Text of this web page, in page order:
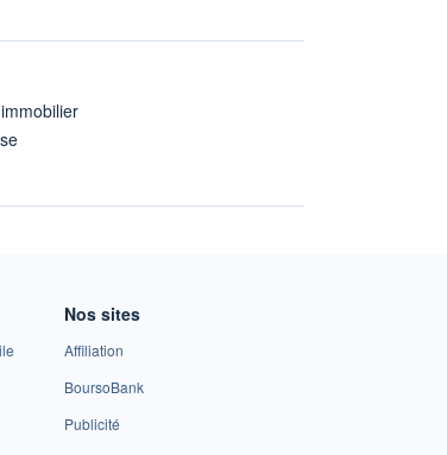
Nos sites
Affiliation
BoursoBank
Publicité